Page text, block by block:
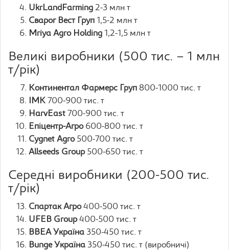
UkrLandFarming 2-3 млн т
Сварог Вест Груп 1,5-2 млн т
Mriya Agro Holding 1,2-1,5 млн т
Великі виробники (500 тис. – 1 млн
т/рік)
Континентал Фармерс Груп 800-1000 тис. т
ІМК 700-900 тис. т
HarvEast 700-900 тис. т
Епіцентр-Агро600-800 тис. т
Cygnet Agro500-700 тис. т
Allseeds Group500-650 тис. т
Середні виробники (200-500 тис.
т/рік)
Спартак Агро400-500 тис. т
UFEB Group400-500 тис. т
ВВЕА Україна 350-450 тис. т
Bunge Україна 350-450 тис. т (виробничі)